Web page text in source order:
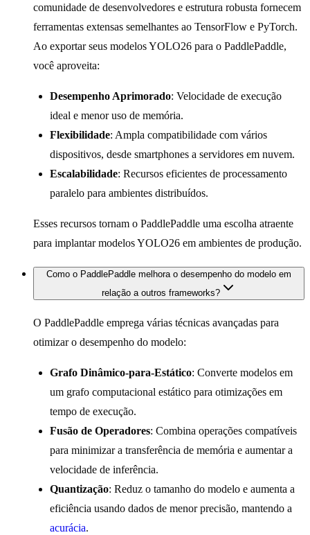
comunidade de desenvolvedores e estrutura robusta fornecem
ferramentas extensas semelhantes ao TensorFlow e PyTorch.
Ao exportar seus modelos YOLO26 para o PaddlePaddle,
você aproveita:
Desempenho Aprimorado: Velocidade de execução
ideal e menor uso de memória.
Flexibilidade: Ampla compatibilidade com vários
dispositivos, desde smartphones a servidores em nuvem.
Escalabilidade: Recursos eficientes de processamento
paralelo para ambientes distribuídos.
Esses recursos tornam o PaddlePaddle uma escolha atraente
para implantar modelos YOLO26 em ambientes de produção.
Como o PaddlePaddle melhora o desempenho do modelo em
relação a outros frameworks?
O PaddlePaddle emprega várias técnicas avançadas para
otimizar o desempenho do modelo:
Grafo Dinâmico-para-Estático: Converte modelos em
um grafo computacional estático para otimizações em
tempo de execução.
Fusão de Operadores: Combina operações compatíveis
para minimizar a transferência de memória e aumentar a
velocidade de inferência.
Quantização: Reduz o tamanho do modelo e aumenta a
eficiência usando dados de menor precisão, mantendo a
acurácia.